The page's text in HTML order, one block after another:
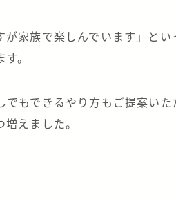
が家族で楽しんでいます」と
。
でもできるやり方もご提案い
えました。